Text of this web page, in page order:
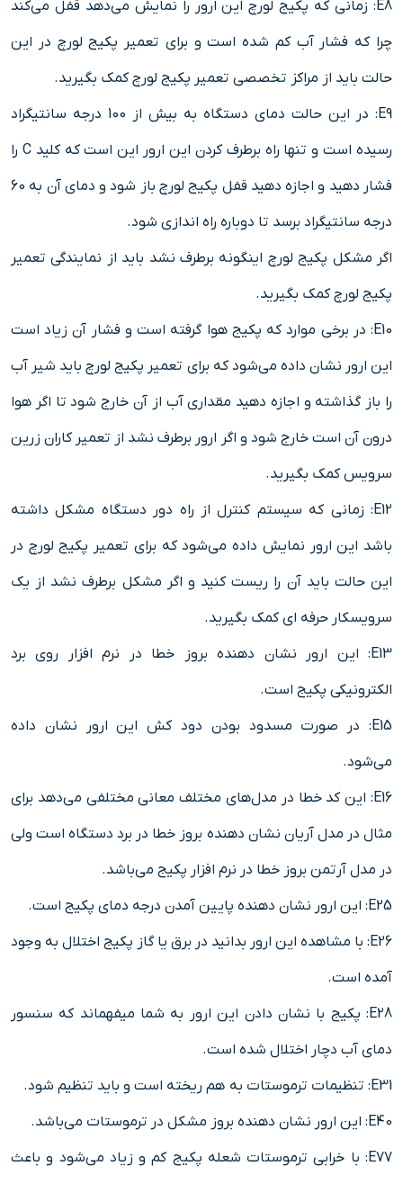
E8: زمانی که پکیج لورچ این ارور را نمایش می‌دهد قفل می‌کند
چرا که فشار آب کم شده است و برای تعمیر پکیج لورچ در این
حالت باید از مراکز تخصصی تعمیر پکیج لورچ کمک بگیرید.
E9: در این حالت دمای دستگاه به بیش از 100 درجه سانتیگراد
رسیده است و تنها راه برطرف کردن این ارور این است که کلید C را
فشار دهید و اجازه دهید قفل پکیج لورچ باز شود و دمای آن به 60
درجه سانتیگراد برسد تا دوباره راه اندازی شود.
اگر مشکل پکیج لورچ اینگونه برطرف نشد باید از نمایندگی تعمیر
پکیج لورچ کمک بگیرید.
E10: در برخی موارد که پکیج هوا گرفته است و فشار آن زیاد است
این ارور نشان داده می‌شود که برای تعمیر پکیج لورچ باید شیر آب
را باز گذاشته و اجازه دهید مقداری آب از آن خارج شود تا اگر هوا
درون آن است خارج شود و اگر ارور برطرف نشد از تعمیر کاران زرین
سرویس کمک بگیرید.
E12: زمانی که سیستم کنترل از راه دور دستگاه مشکل داشته
باشد این ارور نمایش داده می‌شود که برای تعمیر پکیج لورچ در
این حالت باید آن را ریست کنید و اگر مشکل برطرف نشد از یک
سرویسکار حرفه ای کمک بگیرید.
E13: این ارور نشان دهنده بروز خطا در نرم افزار روی برد
الکترونیکی پکیج است.
E15: در صورت مسدود بودن دود کش این ارور نشان داده
می‌شود.
E16: این کد خطا در مدل‌های مختلف معانی مختلفی می‌دهد برای
مثال در مدل آریان نشان دهنده بروز خطا در برد دستگاه است ولی
در مدل آرتمن بروز خطا در نرم افزار پکیج می‌باشد.
E25: این ارور نشان دهنده پایین آمدن درجه دمای پکیج است.
E26: با مشاهده این ارور بدانید در برق یا گاز پکیج اختلال به وجود
آمده است.
E28: پکیج با نشان دادن این ارور به شما میفهماند که سنسور
دمای آب دچار اختلال شده است.
E31: تنظیمات ترموستات به هم ریخته است و باید تنظیم شود.
E40: این ارور نشان دهنده بروز مشکل در ترموستات می‌باشد.
E77: با خرابی ترموستات شعله پکیج کم و زیاد می‌شود و باعث